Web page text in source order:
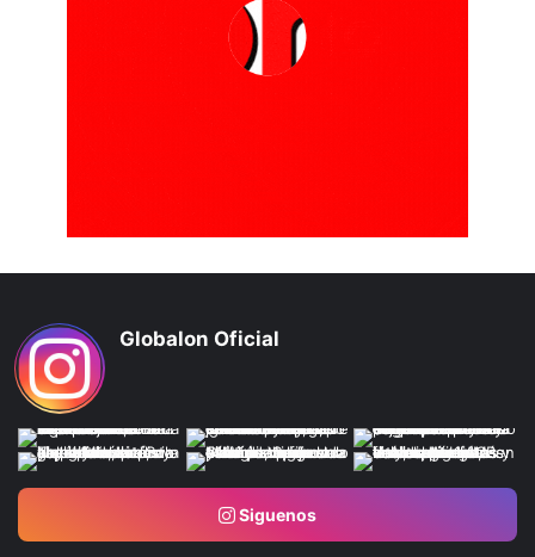
Globalon Oficial
Siguenos